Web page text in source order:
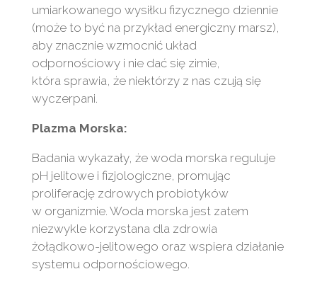
umiarkowanego wysiłku fizycznego dziennie
(może to być na przykład energiczny marsz),
aby znacznie wzmocnić układ
odpornościowy i nie dać się zimie,
która sprawia, że niektórzy z nas czują się
wyczerpani.
Plazma Morska:
Badania wykazały, że woda morska reguluje
pH jelitowe i fizjologiczne, promując
proliferację zdrowych probiotyków
w organizmie. Woda morska jest zatem
niezwykle korzystana dla zdrowia
żołądkowo-jelitowego oraz wspiera działanie
systemu odpornościowego.